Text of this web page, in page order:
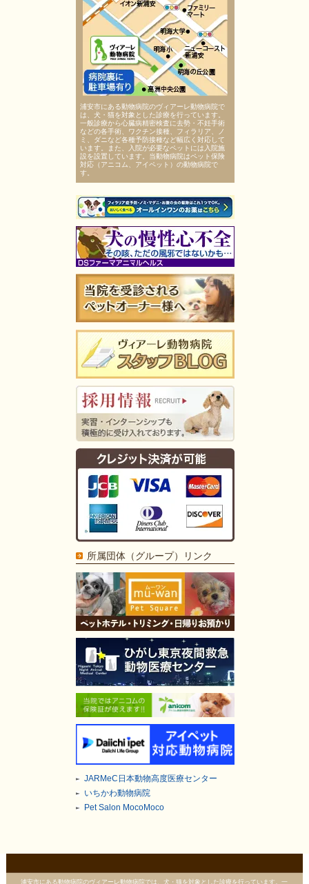
浦安市にある動物病院のヴィアーレ動物病院で
は、犬・猫を対象とした診療を行っています。
一般診療から心臓病精密検査に去勢・不妊手術
などの各手術、ワクチン接種、フィラリア、ノ
ミ、ダニなど各種予防接種など幅広く対応して
います。また、入院が必要なペットには入院施
設を設置しています。当動物病院はペット保険
対応（アニコム、アイペット）の動物病院で
す。
所属団体（グループ）リンク
JARMeC日本動物高度医療センター
いちかわ動物病院
Pet Salon MocoMoco
浦安市にある動物病院のヴィアーレ動物病院では、犬・猫を対象とした診療を行っています。一